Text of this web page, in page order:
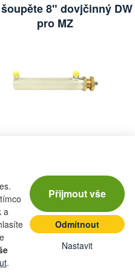
a
.
Přijmout vše
Odmítnout
Nastavit
8" dovjčinný DW
pro MZ
5 778,65 Kč
4 775,74 Kč bez DPH